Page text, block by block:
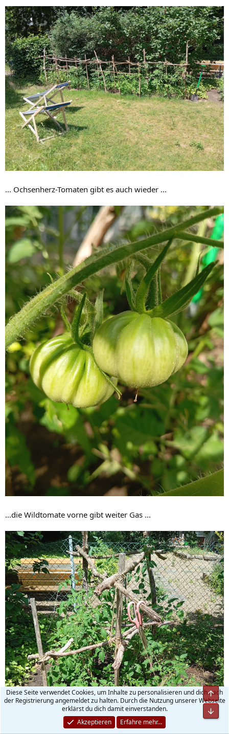
... Ochsenherz-Tomaten gibt es auch wieder ...
...die Wildtomate vorne gibt weiter Gas ...